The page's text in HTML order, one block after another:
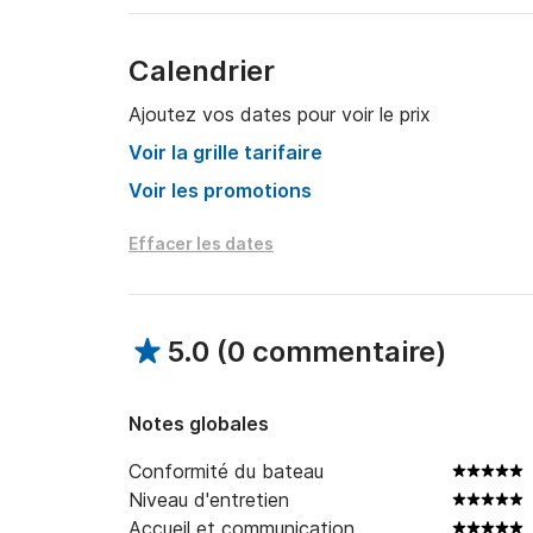
-----------POURQUOI NOUS
Semi-rigide bien entretenu : Toujours prêt
Flexibilité : Personnalisez votre excursion
Mots-clés : excursion en bateau, plongée
Palmarola, Zannone, Ventotene, Latium,
Calendrier
Ajoutez vos dates pour voir le prix
Voir la grille tarifaire
Voir les promotions
Effacer les dates
5.0 (0 commentaire)
Notes globales
Conformité du bateau
Niveau d'entretien
Accueil et communication